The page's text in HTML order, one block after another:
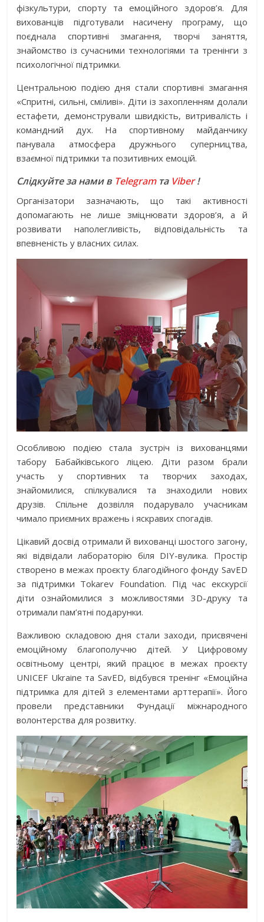
фізкультури, спорту та емоційного здоров’я. Для
вихованців підготували насичену програму, що
поєднала спортивні змагання, творчі заняття,
знайомство із сучасними технологіями та тренінги з
психологічної підтримки.
Центральною подією дня стали спортивні змагання
«Спритні, сильні, сміливі». Діти із захопленням долали
естафети, демонстрували швидкість, витривалість і
командний дух. На спортивному майданчику
панувала атмосфера дружнього суперництва,
взаємної підтримки та позитивних емоцій.
Слідкуйте за нами в Telegramта Viber!
Організатори зазначають, що такі активності
допомагають не лише зміцнювати здоров’я, а й
розвивати наполегливість, відповідальність та
впевненість у власних силах.
Особливою подією стала зустріч із вихованцями
табору Бабайківського ліцею. Діти разом брали
участь у спортивних та творчих заходах,
знайомилися, спілкувалися та знаходили нових
друзів. Спільне дозвілля подарувало учасникам
чимало приємних вражень і яскравих спогадів.
Цікавий досвід отримали й вихованці шостого загону,
які відвідали лабораторію біля DIY-вулика. Простір
створено в межах проєкту благодійного фонду SavED
за підтримки Tokarev Foundation. Під час екскурсії
діти ознайомилися з можливостями 3D-друку та
отримали пам’ятні подарунки.
Важливою складовою дня стали заходи, присвячені
емоційному благополуччю дітей. У Цифровому
освітньому центрі, який працює в межах проєкту
UNICEF Ukraine та SavED, відбувся тренінг «Емоційна
підтримка для дітей з елементами арттерапії». Його
провели представники Фундації міжнародного
волонтерства для розвитку.